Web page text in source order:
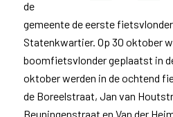
de
gemeente de eerste
Statenkwartier. Op 30 oktober
boomfietsvlonder geplaatst in
oktober werden in de ochtend
de Boreelstraat, Jan van
Beuningenstraat en Van der